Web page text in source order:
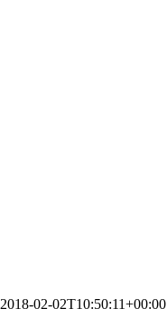
2018-02-02T10:50:11+00:00